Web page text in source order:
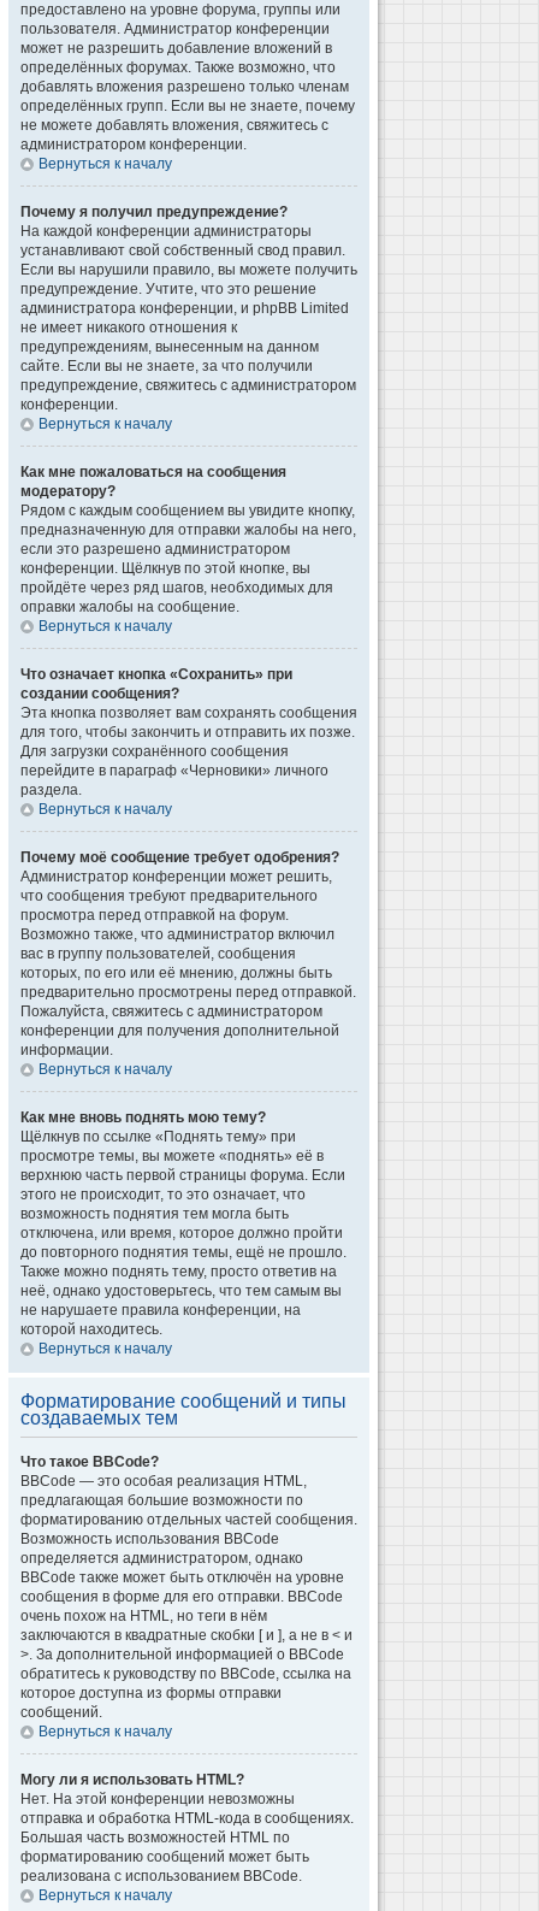
предоставлено на уровне форума, группы или
пользователя. Администратор конференции
может не разрешить добавление вложений в
определённых форумах. Также возможно, что
добавлять вложения разрешено только членам
определённых групп. Если вы не знаете, почему
не можете добавлять вложения, свяжитесь с
администратором конференции.
Вернуться к началу
Почему я получил предупреждение?
На каждой конференции администраторы
устанавливают свой собственный свод правил.
Если вы нарушили правило, вы можете получить
предупреждение. Учтите, что это решение
администратора конференции, и phpBB Limited
не имеет никакого отношения к
предупреждениям, вынесенным на данном
сайте. Если вы не знаете, за что получили
предупреждение, свяжитесь с администратором
конференции.
Вернуться к началу
Как мне пожаловаться на сообщения
модератору?
Рядом с каждым сообщением вы увидите кнопку,
предназначенную для отправки жалобы на него,
если это разрешено администратором
конференции. Щёлкнув по этой кнопке, вы
пройдёте через ряд шагов, необходимых для
оправки жалобы на сообщение.
Вернуться к началу
Что означает кнопка «Сохранить» при
создании сообщения?
Эта кнопка позволяет вам сохранять сообщения
для того, чтобы закончить и отправить их позже.
Для загрузки сохранённого сообщения
перейдите в параграф «Черновики» личного
раздела.
Вернуться к началу
Почему моё сообщение требует одобрения?
Администратор конференции может решить,
что сообщения требуют предварительного
просмотра перед отправкой на форум.
Возможно также, что администратор включил
вас в группу пользователей, сообщения
которых, по его или её мнению, должны быть
предварительно просмотрены перед отправкой.
Пожалуйста, свяжитесь с администратором
конференции для получения дополнительной
информации.
Вернуться к началу
Как мне вновь поднять мою тему?
Щёлкнув по ссылке «Поднять тему» при
просмотре темы, вы можете «поднять» её в
верхнюю часть первой страницы форума. Если
этого не происходит, то это означает, что
возможность поднятия тем могла быть
отключена, или время, которое должно пройти
до повторного поднятия темы, ещё не прошло.
Также можно поднять тему, просто ответив на
неё, однако удостоверьтесь, что тем самым вы
не нарушаете правила конференции, на
которой находитесь.
Вернуться к началу
Форматирование сообщений и типы
создаваемых тем
Что такое BBCode?
BBCode — это особая реализация HTML,
предлагающая большие возможности по
форматированию отдельных частей сообщения.
Возможность использования BBCode
определяется администратором, однако
BBCode также может быть отключён на уровне
сообщения в форме для его отправки. BBCode
очень похож на HTML, но теги в нём
заключаются в квадратные скобки [ и ], а не в < и
>. За дополнительной информацией о BBCode
обратитесь к руководству по BBCode, ссылка на
которое доступна из формы отправки
сообщений.
Вернуться к началу
Могу ли я использовать HTML?
Нет. На этой конференции невозможны
отправка и обработка HTML-кода в сообщениях.
Большая часть возможностей HTML по
форматированию сообщений может быть
реализована с использованием BBCode.
Вернуться к началу